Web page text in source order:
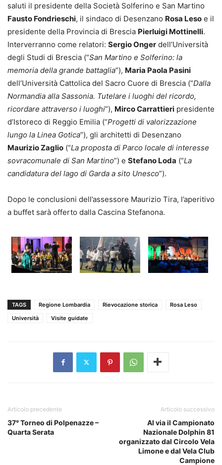
saluti il presidente della Società Solferino e San Martino
Fausto Fondrieschi, il sindaco di Desenzano Rosa Leso e il
presidente della Provincia di Brescia Pierluigi Mottinelli.
Interverranno come relatori: Sergio Onger dell’Università
degli Studi di Brescia (“San Martino e Solferino: la
memoria della grande battaglia”), Maria Paola Pasini
dell’Università Cattolica del Sacro Cuore di Brescia (“Dalla
Normandia alla Sassonia. Tutelare i luoghi del ricordo,
ricordare attraverso i luoghi”), Mirco Carrattieri presidente
d’Istoreco di Reggio Emilia (“Progetti di valorizzazione
lungo la Linea Gotica”), gli architetti di Desenzano
Maurizio Zaglio (“La proposta di Parco locale di interesse
sovracomunale di San Martino”) e Stefano Loda (“La
candidatura del lago di Garda a sito Unesco”).
Dopo le conclusioni dell’assessore Maurizio Tira, l’aperitivo
a buffet sarà offerto dalla Cascina Stefanona.
TAGS Regione Lombardia Rievocazione storica
Rosa Leso
Università
Visite guidate
Articolo precedente
37° Torneo di Polpenazze –
Quarta Serata
Articolo successivo
Al via il Campionato
Nazionale Dolphin 81
organizzato dal Circolo Vela
Limone e dal Vela Club
Campione